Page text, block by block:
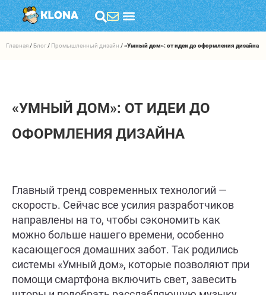
Главная / Блог / Промышленный дизайн /«Умный дом»: от идеи до оформления дизайна
«УМНЫЙ ДОМ»: ОТ ИДЕИ ДО
ОФОРМЛЕНИЯ ДИЗАЙНА
Главный тренд современных технологий —
скорость. Сейчас все усилия разработчиков
направлены на то, чтобы сэкономить как
можно больше нашего времени, особенно
касающегося домашних забот. Так родились
системы «Умный дом», которые позволяют при
помощи смартфона включить свет, завесить